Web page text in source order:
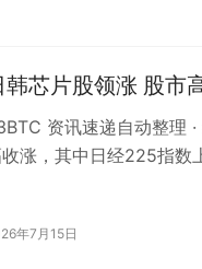
韩芯片股领涨 股市
资讯速递自动整理
涨，其中日经225指数
年7月15日